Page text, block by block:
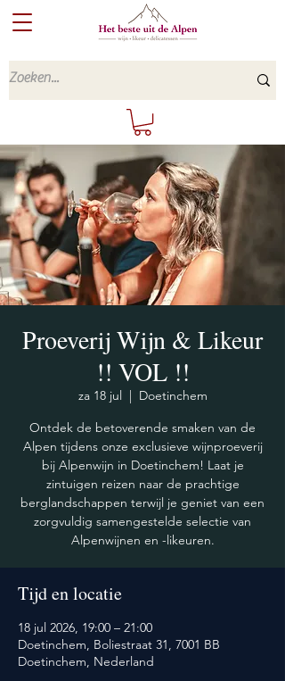
Proeverij Wijn & Likeur
!! VOL !!
za 18 jul
  |
Doetinchem
Ontdek de betoverende smaken van de
Alpen tijdens onze exclusieve wijnproeverij
bij Alpenwijn in Doetinchem! Laat je
zintuigen reizen naar de prachtige
berglandschappen terwijl je geniet van een
zorgvuldig samengestelde selectie van
Alpenwijnen en -likeuren.
Tijd en locatie
18 jul 2026, 19:00 – 21:00
Doetinchem, Boliestraat 31, 7001 BB
Doetinchem, Nederland